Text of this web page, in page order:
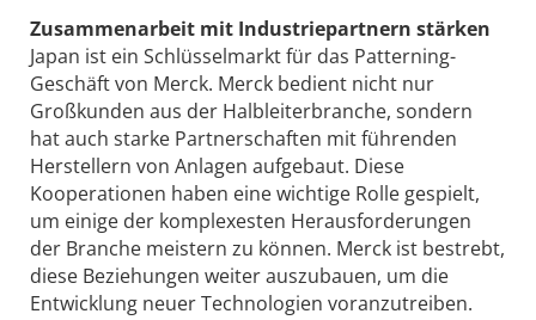
Zusammenarbeit mit Industriepartnern stärken
Japan ist ein Schlüsselmarkt für das Patterning-
Geschäft von Merck. Merck bedient nicht nur
Großkunden aus der Halbleiterbranche, sondern
hat auch starke Partnerschaften mit führenden
Herstellern von Anlagen aufgebaut. Diese
Kooperationen haben eine wichtige Rolle gespielt,
um einige der komplexesten Herausforderungen
der Branche meistern zu können. Merck ist bestrebt,
diese Beziehungen weiter auszubauen, um die
Entwicklung neuer Technologien voranzutreiben.